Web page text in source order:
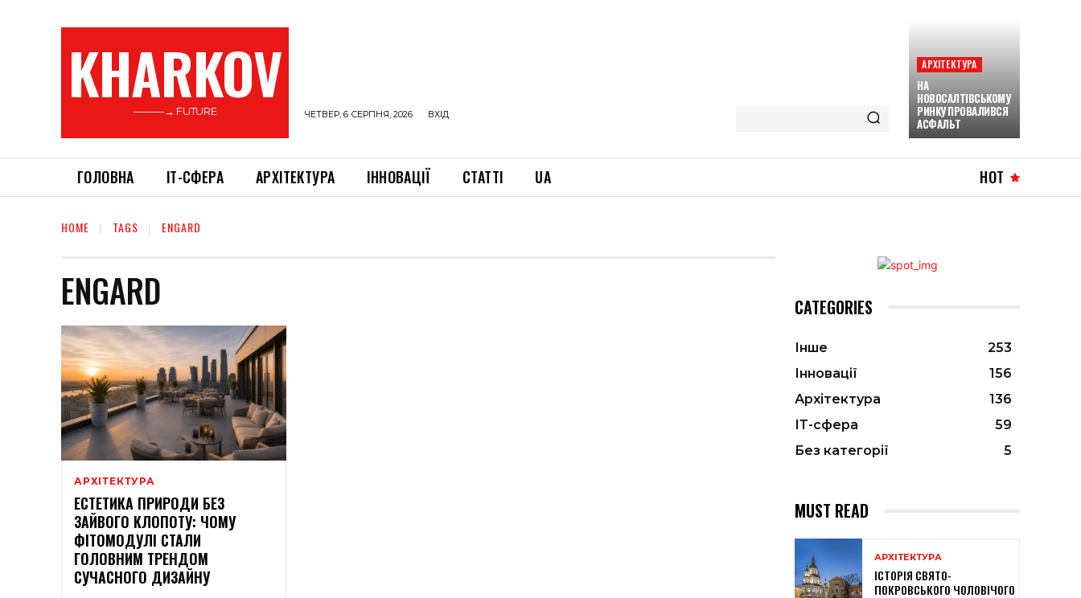
KHARKOV
———→ FUTURE ЧЕТВЕР, 6 СЕРПНЯ, 2026 ВХІД
АРХІТЕКТУРА
НА
НОВОСАЛТІВСЬКОМУ
РИНКУ ПРОВАЛИВСЯ
АСФАЛЬТ
ГОЛОВНА ІТ-СФЕРА АРХІТЕКТУРА ІННОВАЦІЇ СТАТТІ UA HOT
HOME TAGS ENGARD
ENGARD
АРХІТЕКТУРА
ЕСТЕТИКА ПРИРОДИ БЕЗ
ЗАЙВОГО КЛОПОТУ: ЧОМУ
ФІТОМОДУЛІ СТАЛИ
ГОЛОВНИМ ТРЕНДОМ
СУЧАСНОГО ДИЗАЙНУ
CATEGORIES
Інше
253
Інновації
156
Архітектура
136
ІТ-сфера
59
Без категорії
5
MUST READ
АРХІТЕКТУРА
ІСТОРІЯ СВЯТО-
ПОКРОВСЬКОГО ЧОЛОВІЧОГО